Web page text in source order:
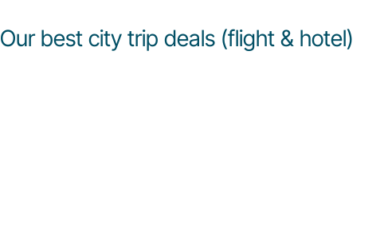
Our best city trip deals (flight & hotel)